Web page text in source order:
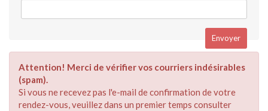
Attention! Merci de vérifier vos courriers indésirables
(spam).
Si vous ne recevez pas l'e-mail de confirmation de votre
rendez-vous, veuillez dans un premier temps consulter